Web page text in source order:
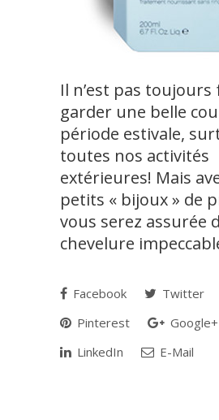
Il n’est pas toujours
garder une belle
période estivale,
toutes nos activités
extérieures! Mais
petits « bijoux » de
vous serez assurée
chevelure
Facebook Twitter
Pinterest
Google+
LinkedIn
E-Mail